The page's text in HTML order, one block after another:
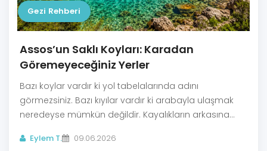
Gezi Rehberi
Assos’un Saklı Koyları: Karadan
Göremeyeceğiniz Yerler
Bazı koylar vardır ki yol tabelalarında adını
görmezsiniz. Bazı kıyılar vardır ki arabayla ulaşmak
neredeyse mümkün değildir. Kayalıkların arkasına
ortaya çıkar. İşte bu yüzden Assos’u gerçekten
Eylem T. 09.06.2026